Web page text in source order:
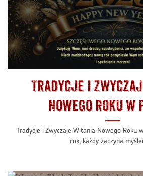
Tradycje i
Nowego Roku w
Tradycje i Zwyczaje Witania Nowego Roku
rok, każdy zaczyna